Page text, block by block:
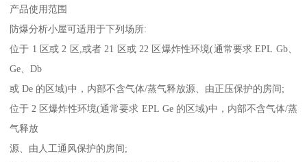
产品使用范围
防爆分析小屋可适用于下列场所:
位于 1 区或 2 区,或者 21 区或 22 区爆炸性环境(通常要求 EPL Gb、
Ge、Db
或 De 的区域)中，内部不含气体/蒸气释放源、由正压保护的房间;
位于 2 区爆炸性环境(通常要求 EPL Ge 的区域)中，内部不含气体/蒸
气释放
源、由人工通风保护的房间;